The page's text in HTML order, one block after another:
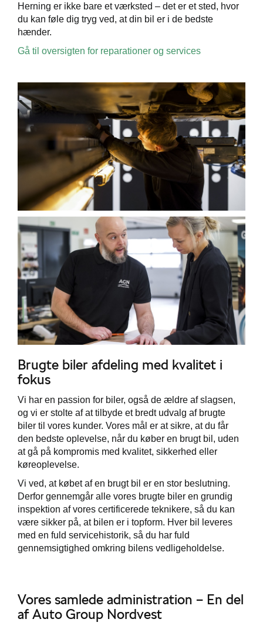
Herning er ikke bare et værksted – det er et sted, hvor
du kan føle dig tryg ved, at din bil er i de bedste
hænder.
Gå til oversigten for reparationer og services
Brugte biler afdeling med kvalitet i
fokus
Vi har en passion for biler, også de ældre af slagsen,
og vi er stolte af at tilbyde et bredt udvalg af brugte
biler til vores kunder. Vores mål er at sikre, at du får
den bedste oplevelse, når du køber en brugt bil, uden
at gå på kompromis med kvalitet, sikkerhed eller
køreoplevelse.
Vi ved, at købet af en brugt bil er en stor beslutning.
Derfor gennemgår alle vores brugte biler en grundig
inspektion af vores certificerede teknikere, så du kan
være sikker på, at bilen er i topform. Hver bil leveres
med en fuld servicehistorik, så du har fuld
gennemsigtighed omkring bilens vedligeholdelse.
Vores samlede administration – En del
af Auto Group Nordvest